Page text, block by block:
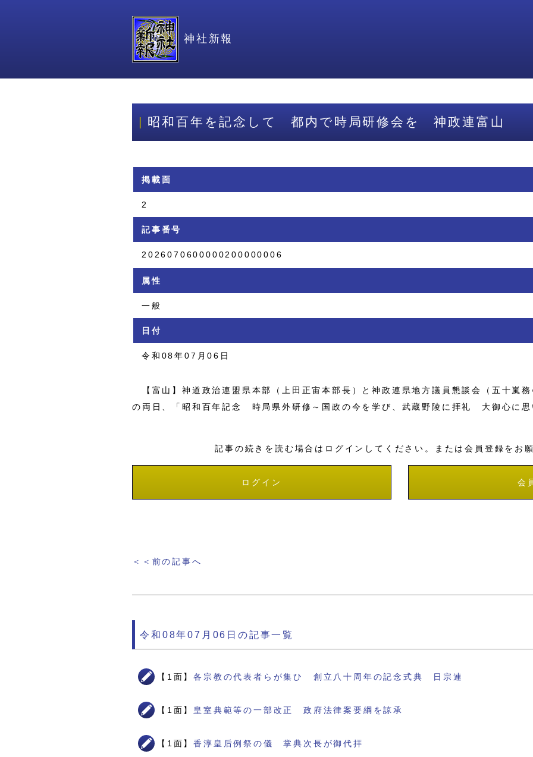
神社新報
昭和百年を記念して 都内で時局研修会を 神政連富山
掲載面
2
記事番号
2026070600000200000006
属性
一般
日付
令和08年07月06日
【富山】神道政治連盟県本部（上田正宙本部長）と神政連県地方議員懇談会（五十嵐
の両日、「昭和百年記念 時局県外研修～国政の今を学び、武蔵野陵に拝礼 大御心に
記事の続きを読む場合はログインしてください。または会員登録をお
ログイン 会
＜＜前の記事へ
令和08年07月06日の記事一覧
【1面】各宗教の代表者らが集ひ 創立八十周年の記念式典 日宗連
【1面】 皇室典範等の一部改正 政府法律案要綱を諒承
【1面】香淳皇后例祭の儀 掌典次長が御代拝